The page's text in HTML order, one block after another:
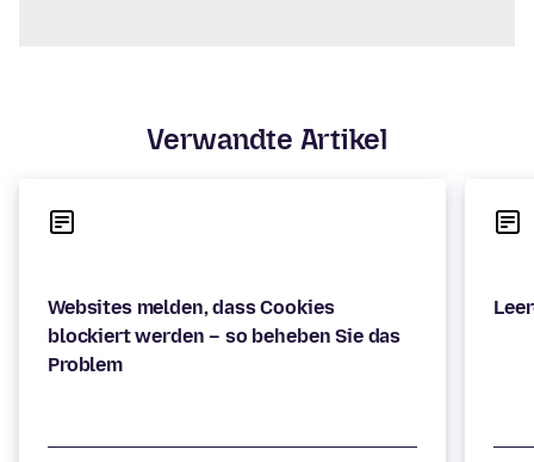
Verwandte Artikel
Websites melden, dass Cookies
blockiert werden – so beheben Sie das
Problem